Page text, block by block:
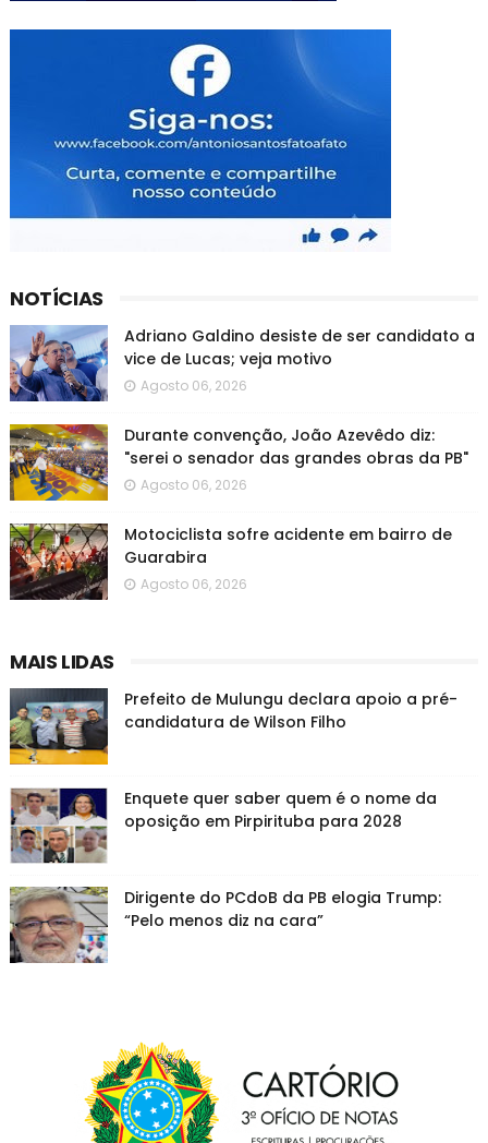
NOTÍCIAS
Adriano Galdino desiste de ser candidato a
vice de Lucas; veja motivo
Agosto 06, 2026
Durante convenção, João Azevêdo diz:
"serei o senador das grandes obras da PB"
Agosto 06, 2026
Motociclista sofre acidente em bairro de
Guarabira
Agosto 06, 2026
MAIS LIDAS
Prefeito de Mulungu declara apoio a pré-
candidatura de Wilson Filho
Enquete quer saber quem é o nome da
oposição em Pirpirituba para 2028
Dirigente do PCdoB da PB elogia Trump:
“Pelo menos diz na cara”